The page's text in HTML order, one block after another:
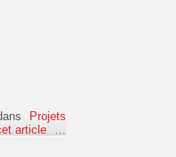
Projets
article